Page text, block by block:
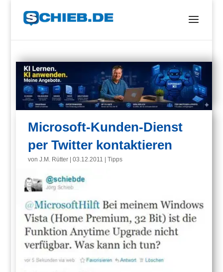
Microsoft-Kunden-Dienst
per Twitter kontaktieren
vonJ.M. Rütter |03.12.2011 |Tipps